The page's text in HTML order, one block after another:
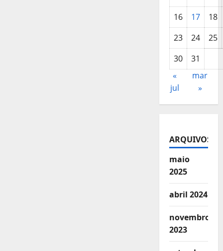
16
17
18
23
24
25
30
31
«
jul
mar
»
ARQUIVOS
maio
2025
abril 2024
novembro
2023